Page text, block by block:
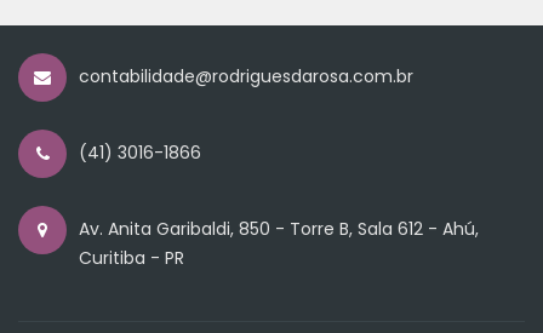
contabilidade@rodriguesdarosa.com.br
(41) 3016-1866
Av. Anita Garibaldi, 850 - Torre B, Sala 612 - Ahú,
Curitiba - PR